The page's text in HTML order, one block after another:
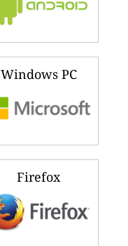
Windows PC
Firefox